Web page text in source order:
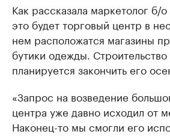
Как рассказала маркетолог б/
это будет торговый центр в
нем расположатся магазины
бутики одежды. Строительство
планируется закончить его
«Запрос на возведение
центра уже давно исходил от
Наконец-то мы смогли его